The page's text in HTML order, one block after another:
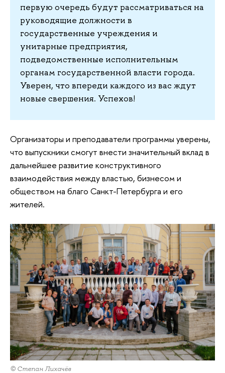
первую очередь будут рассматриваться на
руководящие должности в
государственные учреждения и
унитарные предприятия,
подведомственные исполнительным
органам государственной власти города.
Уверен, что впереди каждого из вас ждут
новые свершения. Успехов!
Организаторы и преподаватели программы уверены,
что выпускники смогут внести значительный вклад в
дальнейшее развитие конструктивного
взаимодействия между властью, бизнесом и
обществом на благо Санкт-Петербурга и его
жителей.
© Степан Лихачёв